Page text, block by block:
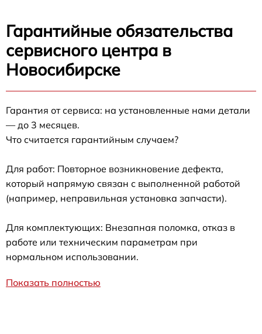
Гарантийные обязательства
сервисного центра в
Новосибирске
Гарантия от сервиса: на установленные нами детали
— до 3 месяцев.
Что считается гарантийным случаем?
Для работ: Повторное возникновение дефекта,
который напрямую связан с выполненной работой
(например, неправильная установка запчасти).
Для комплектующих: Внезапная поломка, отказ в
работе или техническим параметрам при
нормальном использовании.
Показать полностью